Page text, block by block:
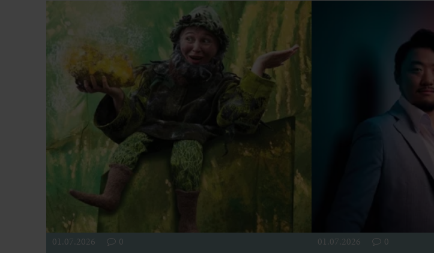
01.07.2026 0 01.07.2026 0